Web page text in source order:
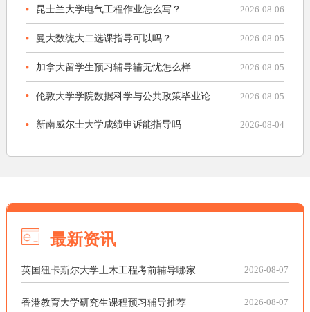
昆士兰大学电气工程作业怎么写？ 2026-08-06
曼大数统大二选课指导可以吗？ 2026-08-05
加拿大留学生预习辅导辅无忧怎么样 2026-08-05
伦敦大学学院数据科学与公共政策毕业论... 2026-08-05
新南威尔士大学成绩申诉能指导吗 2026-08-04
最新资讯
英国纽卡斯尔大学土木工程考前辅导哪家... 2026-08-07
香港教育大学研究生课程预习辅导推荐 2026-08-07